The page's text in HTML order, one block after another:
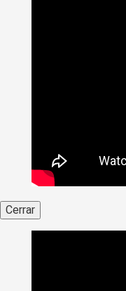
Cerrar